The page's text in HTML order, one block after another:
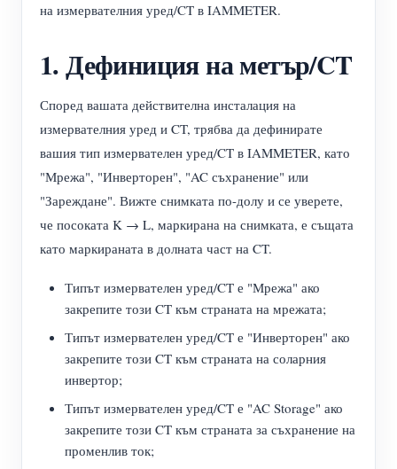
на измервателния уред/CT в IAMMETER.
1. Дефиниция на метър/CT
Според вашата действителна инсталация на
измервателния уред и CT, трябва да дефинирате
вашия тип измервателен уред/CT в IAMMETER, като
"Мрежа", "Инверторен", "AC съхранение" или
"Зареждане". Вижте снимката по-долу и се уверете,
че посоката K → L, маркирана на снимката, е същата
като маркираната в долната част на CT.
Типът измервателен уред/CT е "Мрежа" ако
закрепите този CT към страната на мрежата;
Типът измервателен уред/CT е "Инверторен" ако
закрепите този CT към страната на соларния
инвертор;
Типът измервателен уред/CT е "AC Storage" ако
закрепите този CT към страната за съхранение на
променлив ток;